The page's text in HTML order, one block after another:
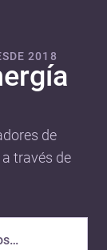
2018
de
través de